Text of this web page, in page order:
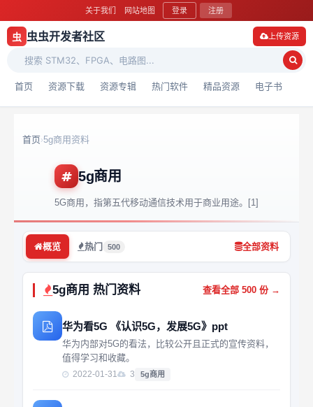
关于我们 网站地图 登录 注册
虫 虫虫开发者社区
首页 资源下载 资源专辑 热门软件 精品资源 电子书
上传资源
首页›5g商用资料
5g商用
5G商用，指第五代移动通信技术用于商业用途。[1]
概览 热门 500 全部资料
5g商用 热门资料 查看全部 500 份 →
华为看5G 《认识5G，发展5G》ppt
华为内部对5G的看法，比较公开且正式的宣传资料，
值得学习和收藏。
2022-01-31 3 5g商用